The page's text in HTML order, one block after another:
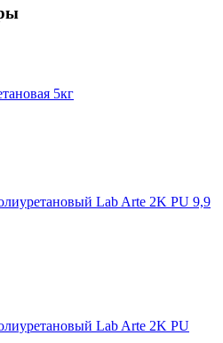
5кг
Lab Arte 2K PU 9,9
Lab Arte 2K PU